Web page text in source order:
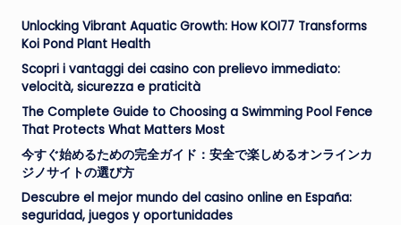
Unlocking Vibrant Aquatic Growth: How KOI77 Transforms
Koi Pond Plant Health
Scopri i vantaggi dei casino con prelievo immediato:
velocità, sicurezza e praticità
The Complete Guide to Choosing a Swimming Pool Fence
That Protects What Matters Most
今すぐ始めるための完全ガイド：安全で楽しめるオンラインカ
ジノサイトの選び方
Descubre el mejor mundo del casino online en España:
seguridad, juegos y oportunidades